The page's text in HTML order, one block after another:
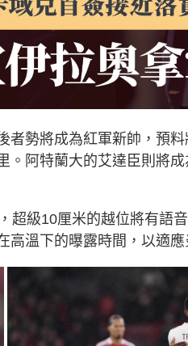
者勢將成為紅軍新帥，預
。阿特蘭大的艾達臣則將
超級10厘米的越位將有語
溫下的曝露時間，以適應